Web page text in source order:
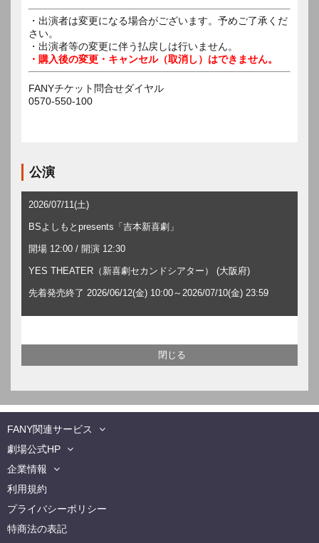
・出演者は変更になる場合がございます。予めご了承くだ
さい。
・出演者等の変更に伴う払戻しは行いません。
・購入後の変更・キャンセル（取消し）はできません。
FANYチケット問合せダイヤル
0570-550-100
公演
2026/07/11(土)
BSよしもとpresents「吉本新喜劇」
開場 12:00 / 開演 12:30
YES THEATER（新喜劇セカンドシアター） (大阪府)
先着発売終了 2026/06/12(金) 10:00～2026/07/10(金) 23:59
FANY関連サービス
劇場公式HP
企業情報
利用規約
プライバシーポリシー
特商法の表記